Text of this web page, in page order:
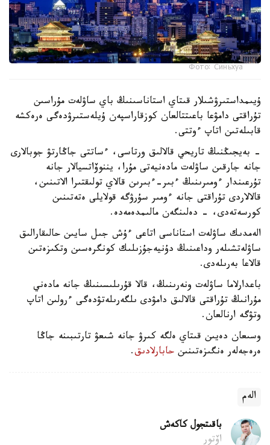
Фото: Синьхуа
ۇيىمداستىرۋشىلار قىتاي استاناسىنىڭ باي ساۋلەت مۇراسىن
تۇراقتى دامۋعا باعىتتالعان كوزقاراسپەن ۇيلەستىرۋدەگى ەرەكشە
قابىلەتىن اتاپ ءوتتى.
- بەيجىڭنىڭ تاريحي قالالىق ورتاسى، ءساتتى جاڭارتۋ جوبالارى
جانە جارقىن ساۋلەت مادەنيەتى مۇرا، يننوۆاتسيالار جانە
تۇرعىندار ءومىرىنىڭ ءبىر-ءبىرىن قالاي تولىقتىرا الاتىنىن،
قالالاردى تۇراقتى جانە ءومىر سۇرۋگە قولايلى ەتەتىنىن
كورسەتەدى، - دەلىنگەن مالىمدەمەدە.
الەمدىك ساۋلەت استاناسى اتاعى ءۇش جىل سايىن حالىقارالىق
ساۋلەتشىلەر وداعىنىڭ دۇنيەجۇزىلىك كونگرەسىن وتكىزەتىن
قالاعا بەرىلەدى.
باعدارلاما ساۋلەت ونەرىنىڭ، قالا قۇرىلىسىنىڭ جانە مادەني
مۇرانىڭ تۇراقتى قالالىق دامۋدى ىلگەرىلەتۋدەگى ءرولىن اتاپ
وتۋگە ارنالعان.
وسىعان دەيىن قىتاي ەلگە كىرۋ جانە شىعۋ تارتىبىنە جاڭا
ەرەجەلەر ەنگىزەتىنىن حابارلادىق.
الەم
باقىتجول كاكەش
اۆتور